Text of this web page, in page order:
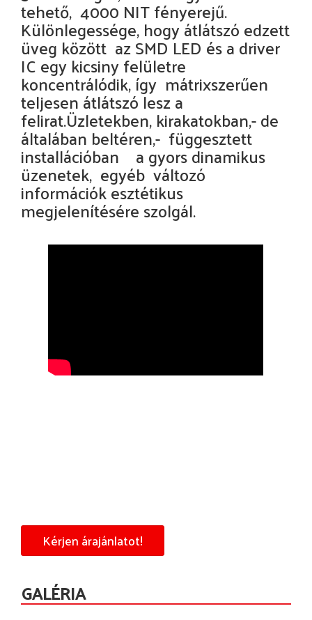
tehető, 4000 NIT fényerejű.
Különlegessége, hogy átlátszó edzett
üveg között az SMD LED és a driver
IC egy kicsiny felületre
koncentrálódik, így mátrixszerűen
teljesen átlátszó lesz a
felirat.Üzletekben, kirakatokban,- de
általában beltéren,- függesztett
installációban a gyors dinamikus
üzenetek, egyéb változó
információk esztétikus
megjelenítésére szolgál.
Kérjen árajánlatot!
GALÉRIA